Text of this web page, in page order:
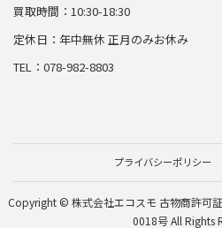
買取時間：10:30-18:30
定休日：年中無休 正月のみお休み
TEL：078-982-8803
プライバシーポリシー
Copyright © 株式会社エコスモ 古物商許可
0018号 All Rights